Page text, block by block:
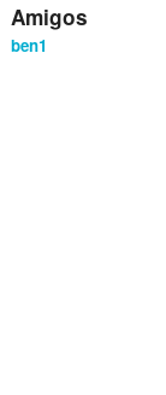
Amigos
ben1